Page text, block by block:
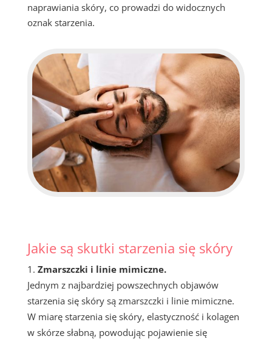
naprawiania skóry, co prowadzi do widocznych
oznak starzenia.
Jakie są skutki starzenia się skóry
Zmarszczki i linie mimiczne.
Jednym z najbardziej powszechnych objawów
starzenia się skóry są zmarszczki i linie mimiczne.
W miarę starzenia się skóry, elastyczność i kolagen
w skórze słabną, powodując pojawienie się